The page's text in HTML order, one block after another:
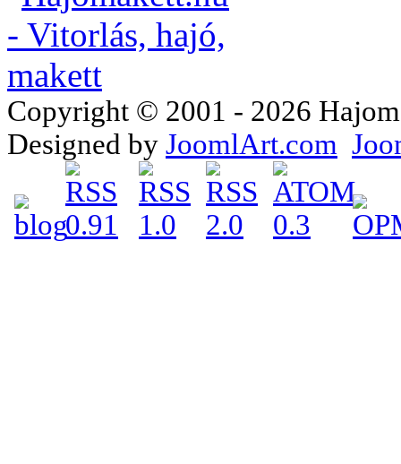
Copyright © 2001 - 2026
Designed by JoomlArt.com